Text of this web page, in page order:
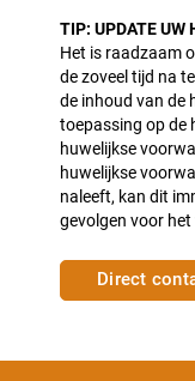
TIP: UPDATE UW
Het is raadzaam
de zoveel tijd na
de inhoud van de
toepassing op de
huwelijkse
huwelijkse
naleeft, kan dit
gevolgen voor
Direct